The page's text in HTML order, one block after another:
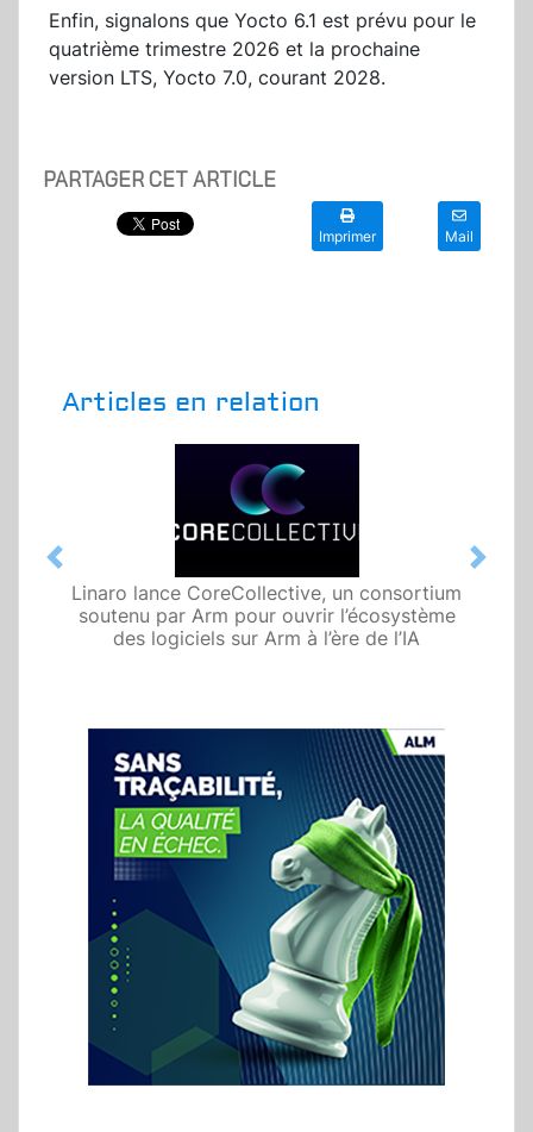
Enfin, signalons que Yocto 6.1 est prévu pour le
quatrième trimestre 2026 et la prochaine
version LTS, Yocto 7.0, courant 2028.
PARTAGER CET ARTICLE
Imprimer Mail
Articles en relation
Linaro lance CoreCollective, un consortium
soutenu par Arm pour ouvrir l’écosystème
des logiciels sur Arm à l’ère de l’IA
Previous Next